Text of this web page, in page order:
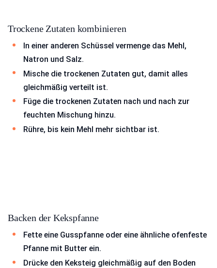
Trockene Zutaten kombinieren
In einer anderen Schüssel vermenge das Mehl,
Natron und Salz.
Mische die trockenen Zutaten gut, damit alles
gleichmäßig verteilt ist.
Füge die trockenen Zutaten nach und nach zur
feuchten Mischung hinzu.
Rühre, bis kein Mehl mehr sichtbar ist.
Backen der Kekspfanne
Fette eine Gusspfanne oder eine ähnliche ofenfeste
Pfanne mit Butter ein.
Drücke den Keksteig gleichmäßig auf den Boden